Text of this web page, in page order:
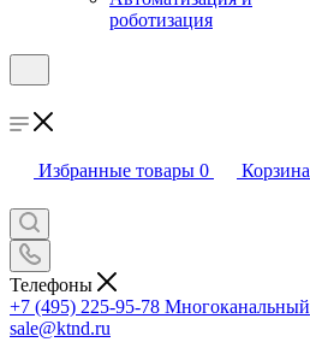
роботизация
Избранные товары 0 Корзина
Телефоны
+7 (495) 225-95-78 Многоканальный
sale@ktnd.ru